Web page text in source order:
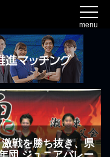
menu
戦を勝ち抜き、県
団 ジュニアバレー